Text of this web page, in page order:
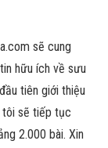
sẽ cung
hữu ích về sưu
tiên giới thiệu
tôi sẽ tiếp tục
2.000 bài. Xin